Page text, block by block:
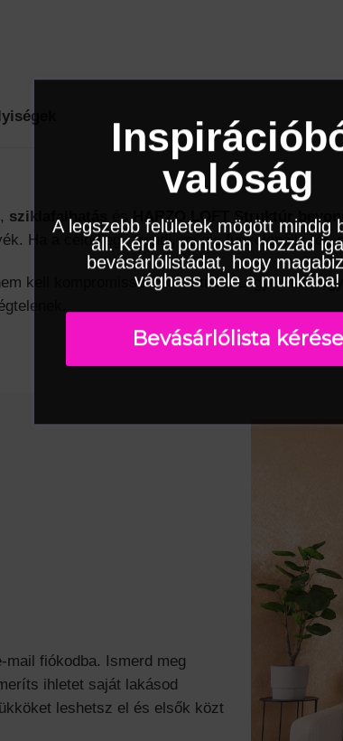
, sziklafalhatás ésHARZO LOFT Struktúr
Ha a célod egy trendi, mégis funkcionális
kell kompromisszumot kötnöd. Legyen szó
fiókodba. Ismerd meg
ihletet saját lakásod
leshetsz el és elsők közt
valóság
A legszebb felületek mögött mindig
áll. Kérd a pontosan hozzád
bevásárlólistádat, hogy
vághass bele a munkába!
Bevásárlólista kérése